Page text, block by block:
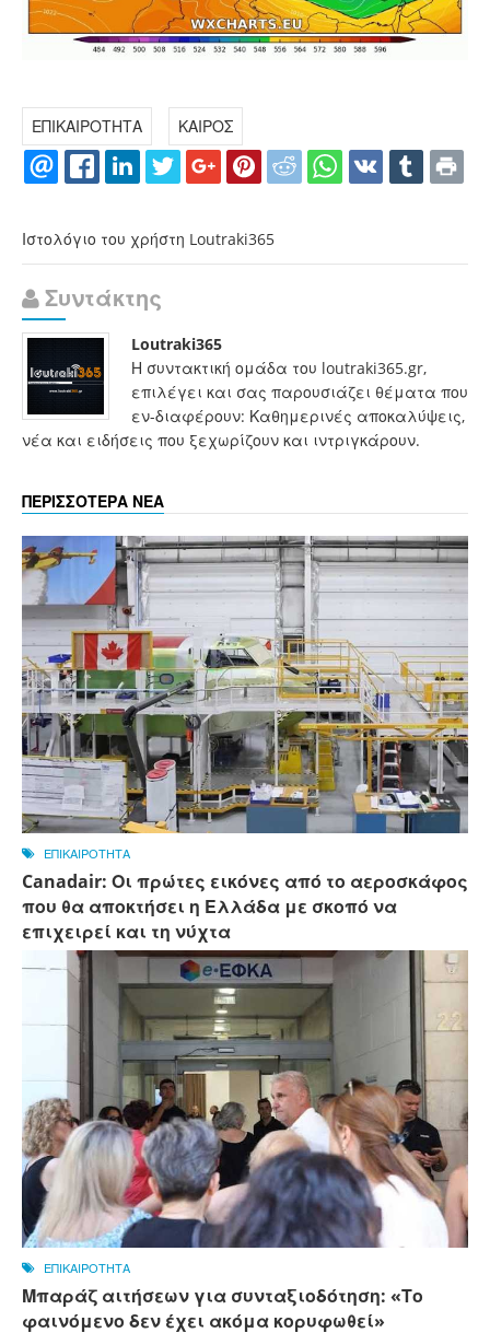
ΕΠΙΚΑΙΡΟΤΗΤΑ ΚΑΙΡΟΣ
Ιστολόγιο του χρήστη Loutraki365
Συντάκτης
Loutraki365
Η συντακτική ομάδα του loutraki365.gr,
επιλέγει και σας παρουσιάζει θέματα που
εν-διαφέρουν: Καθημερινές αποκαλύψεις,
νέα και ειδήσεις που ξεχωρίζουν και ιντριγκάρουν.
ΠΕΡΙΣΣΟΤΕΡΑ ΝΕΑ
ΕΠΙΚΑΙΡΟΤΗΤΑ
Canadair: Οι πρώτες εικόνες από το αεροσκάφος
που θα αποκτήσει η Ελλάδα με σκοπό να
επιχειρεί και τη νύχτα
ΕΠΙΚΑΙΡΟΤΗΤΑ
Μπαράζ αιτήσεων για συνταξιοδότηση: «Το
φαινόμενο δεν έχει ακόμα κορυφωθεί»